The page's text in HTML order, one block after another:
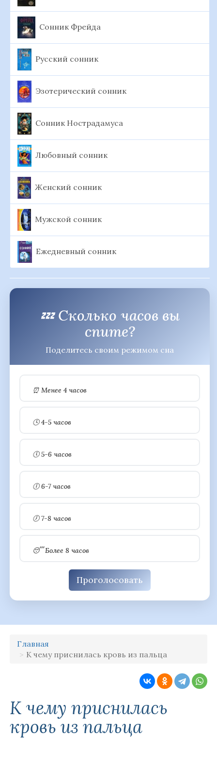
Сонник Фрейда
Русский сонник
Эзотерический сонник
Сонник Нострадамуса
Любовный сонник
Женский сонник
Мужской сонник
Ежедневный сонник
💤 Сколько часов вы
спите?
Поделитесь своим режимом сна
⏰ Менее 4 часов
🕓 4-5 часов
🕔 5-6 часов
🕕 6-7 часов
🕖 7-8 часов
😴 Более 8 часов
Проголосовать
Главная
К чему приснилась кровь из пальца
К чему приснилась
кровь из пальца